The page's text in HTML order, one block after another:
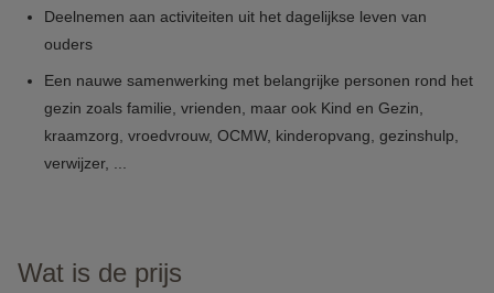
Deelnemen aan activiteiten uit het dagelijkse leven van
ouders
Een nauwe samenwerking met belangrijke personen rond het
gezin zoals familie, vrienden, maar ook Kind en Gezin,
kraamzorg, vroedvrouw, OCMW, kinderopvang, gezinshulp,
verwijzer, ...
Wat is de prijs